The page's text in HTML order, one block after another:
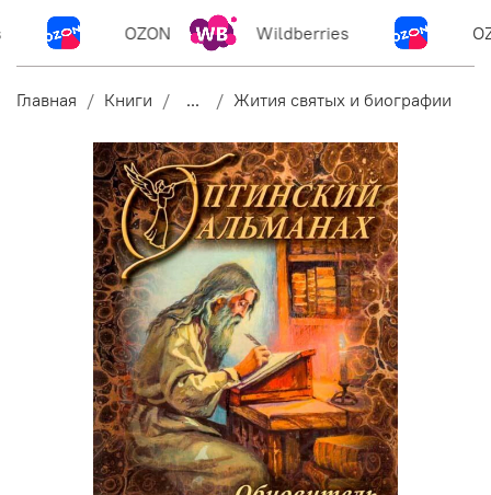
OZON Wildberries
Главная Книги ... Жития святых и биографии